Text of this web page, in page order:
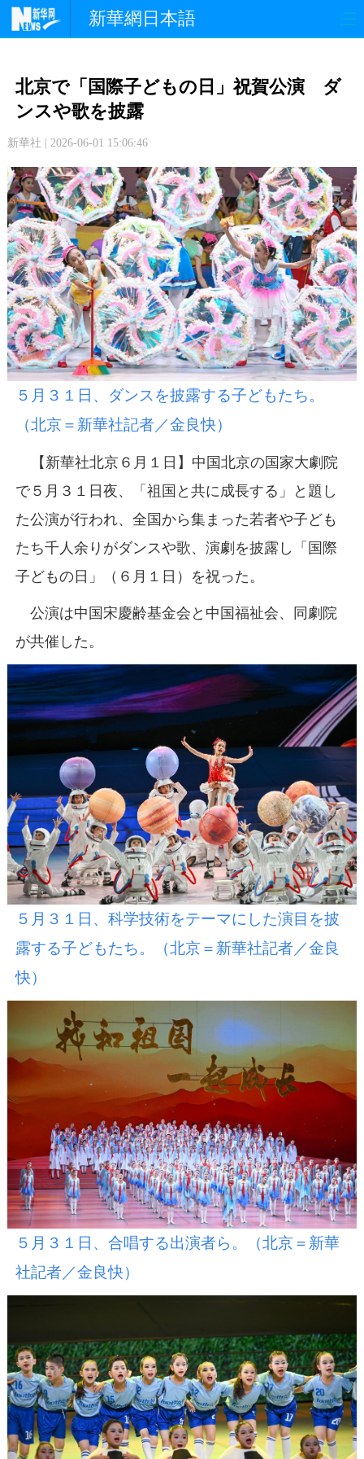
新華網日本語
文 化
中日交流
写 真
北京で「国際子どもの日」祝賀公演 ダ
ンスや歌を披露
新華社 | 2026-06-01 15:06:46
５月３１日、ダンスを披露する子どもたち。
（北京＝新華社記者／金良快）
【新華社北京６月１日】中国北京の国家大劇院
で５月３１日夜、「祖国と共に成長する」と題し
た公演が行われ、全国から集まった若者や子ども
たち千人余りがダンスや歌、演劇を披露し「国際
子どもの日」（６月１日）を祝った。
公演は中国宋慶齢基金会と中国福祉会、同劇院
が共催した。
５月３１日、科学技術をテーマにした演目を披
露する子どもたち。（北京＝新華社記者／金良
快）
５月３１日、合唱する出演者ら。（北京＝新華
社記者／金良快）